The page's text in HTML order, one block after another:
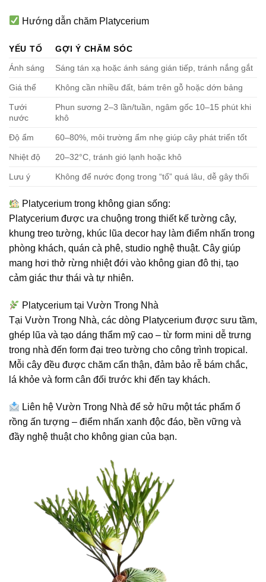
Hướng dẫn chăm Platycerium
YẾU TỐ
GỢI Ý CHĂM SÓC
Ánh sáng
Sáng tán xạ hoặc ánh sáng gián tiếp, tránh nắng gắt
Giá thể Không cần nhiều đất, bám trên gỗ hoặc dớn bảng
Tưới
nước
Phun sương 2–3 lần/tuần, ngâm gốc 10–15 phút khi
khô
Độ ẩm 60–80%, môi trường ẩm nhẹ giúp cây phát triển tốt
Nhiệt độ 20–32°C, tránh gió lạnh hoặc khô
Lưu ý Không để nước đọng trong “tổ” quá lâu, dễ gây thối
Platycerium trong không gian sống:
Platycerium được ưa chuộng trong thiết kế tường cây,
khung treo tường, khúc lũa decor hay làm điểm nhấn trong
phòng khách, quán cà phê, studio nghệ thuật. Cây giúp
mang hơi thở rừng nhiệt đới vào không gian đô thị, tạo
cảm giác thư thái và tự nhiên.
Platycerium tại Vườn Trong Nhà
Tại Vườn Trong Nhà, các dòng Platycerium được sưu tầm,
ghép lũa và tạo dáng thẩm mỹ cao – từ form mini dễ trưng
trong nhà đến form đại treo tường cho công trình tropical.
Mỗi cây đều được chăm cẩn thận, đảm bảo rễ bám chắc,
lá khỏe và form cân đối trước khi đến tay khách.
Liên hệ Vườn Trong Nhà để sở hữu một tác phẩm ổ
rồng ấn tượng – điểm nhấn xanh độc đáo, bền vững và
đầy nghệ thuật cho không gian của bạn.